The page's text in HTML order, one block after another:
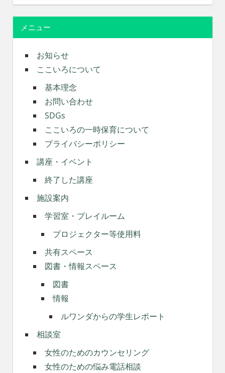
メニュー
お知らせ
ここいろについて
基本理念
お問い合わせ
SDGs
ここいろの一時保育について
プライバシーポリシー
講座・イベント
終了した講座
施設案内
学習室・プレイルーム
プロジェクター等使用料
共有スペース
図書・情報スペース
図書
情報
ルワンダからの学生レポート
相談室
女性のためのカウンセリング
女性のための悩み電話相談